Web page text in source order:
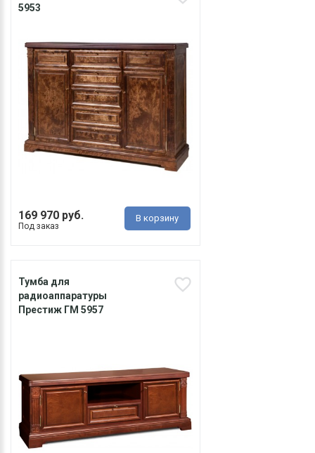
5953
169 970 руб.
Под заказ
В корзину
Тумба для
радиоаппаратуры
Престиж ГМ 5957